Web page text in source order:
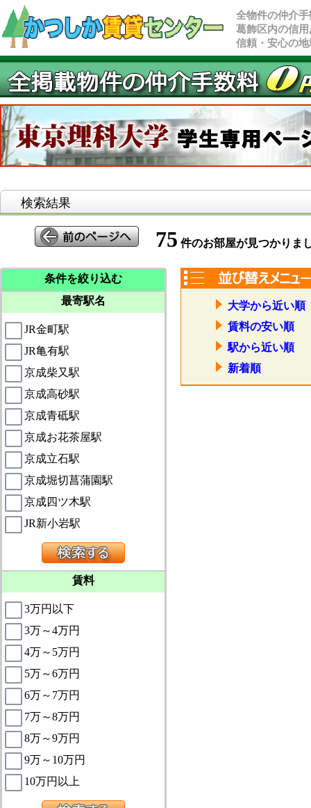
全物件の仲介
葛飾区内の信
信頼・安心の
検索結果
75 件のお部屋が見つかりま
条件を絞り込む
最寄駅名
JR金町駅
JR亀有駅
京成柴又駅
京成高砂駅
京成青砥駅
京成お花茶屋駅
京成立石駅
京成堀切菖蒲園駅
京成四ツ木駅
JR新小岩駅
賃料
3万円以下
3万～4万円
4万～5万円
5万～6万円
6万～7万円
7万～8万円
8万～9万円
9万～10万円
10万円以上
大学から近い順
賃料の安い順
駅から近い順
新着順